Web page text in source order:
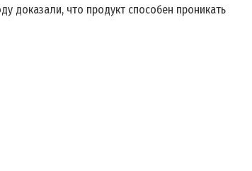
доказали, что продукт способен проникать